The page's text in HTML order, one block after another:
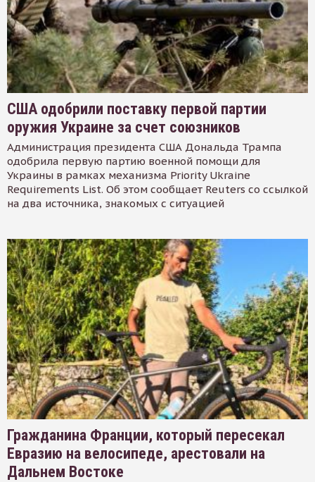
США одобрили поставку первой партии
оружия Украине за счет союзников
Администрация президента США Дональда Трампа
одобрила первую партию военной помощи для
Украины в рамках механизма Priority Ukraine
Requirements List. Об этом сообщает Reuters со ссылкой
на два источника, знакомых с ситуацией
Гражданина Франции, который пересекал
Евразию на велосипеде, арестовали на
Дальнем Востоке